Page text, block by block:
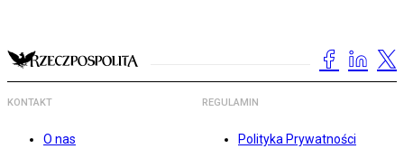
KONTAKT
O nas
REGULAMIN
Polityka Prywatności